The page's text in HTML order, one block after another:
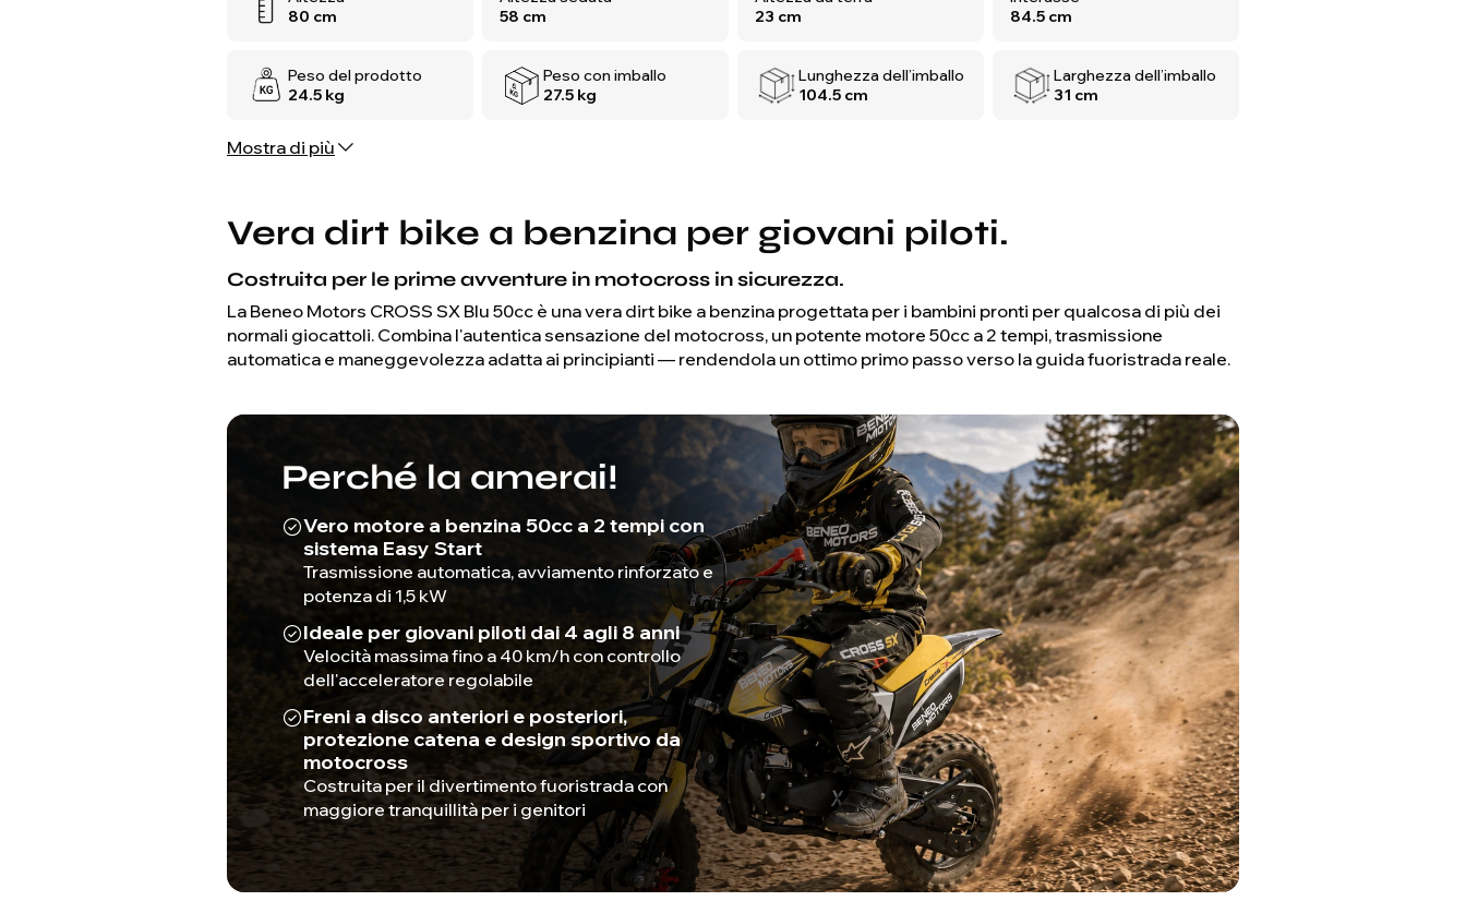
80 cm
58 cm
23 cm
84.5 cm
Peso del prodotto
24.5 kg
Peso con imballo
27.5 kg
Lunghezza dell’imballo
104.5 cm
Larghezza dell’imballo
31 cm
Mostra di più
Vera dirt bike a benzina per giovani piloti.
Costruita per le prime avventure in motocross in sicurezza.
La Beneo Motors CROSS SX Blu 50cc è una vera dirt bike a benzina progettata per i bambini pronti per qualcosa di più dei
normali giocattoli. Combina l'autentica sensazione del motocross, un potente motore 50cc a 2 tempi, trasmissione
automatica e maneggevolezza adatta ai principianti — rendendola un ottimo primo passo verso la guida fuoristrada reale.
Perché la amerai!
Vero motore a benzina 50cc a 2 tempi con
sistema Easy Start
Trasmissione automatica, avviamento rinforzato e
potenza di 1,5 kW
Ideale per giovani piloti dai 4 agli 8 anni
Velocità massima fino a 40 km/h con controllo
dell'acceleratore regolabile
Freni a disco anteriori e posteriori,
protezione catena e design sportivo da
motocross
Costruita per il divertimento fuoristrada con
maggiore tranquillità per i genitori